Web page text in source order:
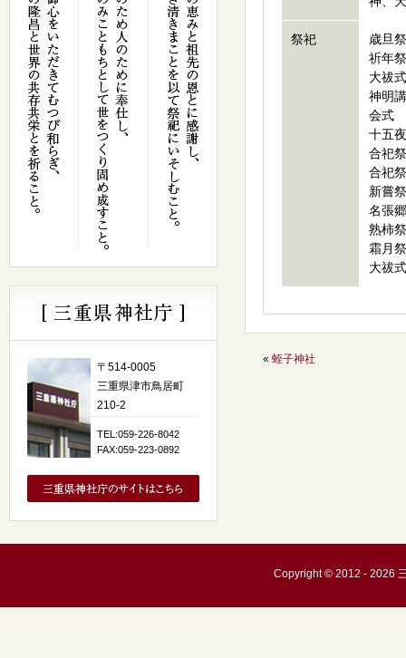
祭祀
歳
祈
大
神明
十
合祀
合
新
名
熟
霜
大
« 蛭子神社
〒514-0005
三重県津市鳥居町
210-2
TEL:059-226-8042
FAX:059-223-0892
Copyright © 2012 - 2026